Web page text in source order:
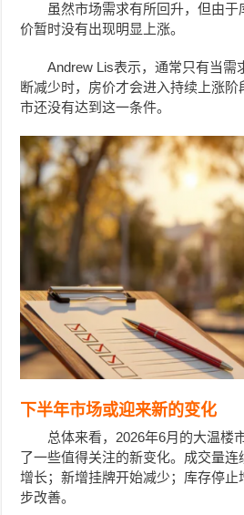
虽然市场需求有所回升，但由
价暂时没有出现明显上涨。
Andrew Lis表示，通常只有当需
断减少时，房价才会进入持续上涨
市还没有达到这一条件。
下半年市场或迎来新的变化
总体来看，2026年6月的大温楼
了一些值得关注的新变化。成交量连
增长；新增挂牌开始减少；库存停止
步改善。